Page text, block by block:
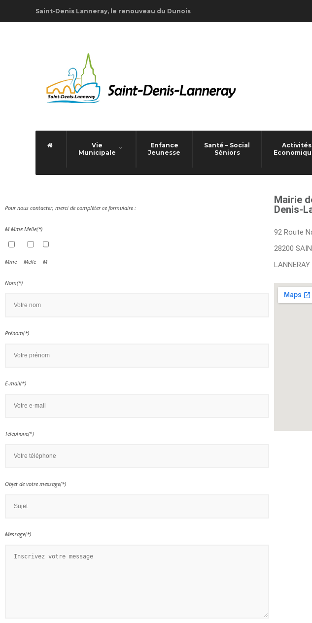
Saint-Denis Lanneray, le renouveau du Dunois
Vie
Municipale
Enfance
Jeunesse
Santé – Social
Séniors
Activités
Pour nous contacter, merci de compléter ce formulaire :
M Mme Melle(*)
Mme Melle M
Nom(*)
Prénom(*)
E-mail(*)
Téléphone(*)
Objet de votre message(*)
Message(*)
Mairie
Denis-
92 Route
28200
LANNERAY